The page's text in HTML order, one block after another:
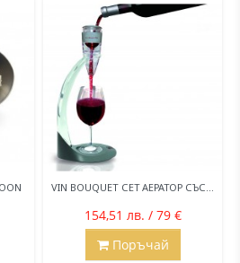
VIN BOUQUET СЕТ АЕРАТОР СЪС...
154,51 лв. / 79 €
Поръчай